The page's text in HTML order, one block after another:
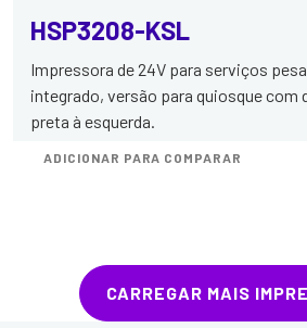
HSP3208-KSL
Impressora de 24V para serviços
integrado, versão para quiosque com
preta à esquerda.
ADICIONAR PARA COMPARAR
CARREGAR MAIS